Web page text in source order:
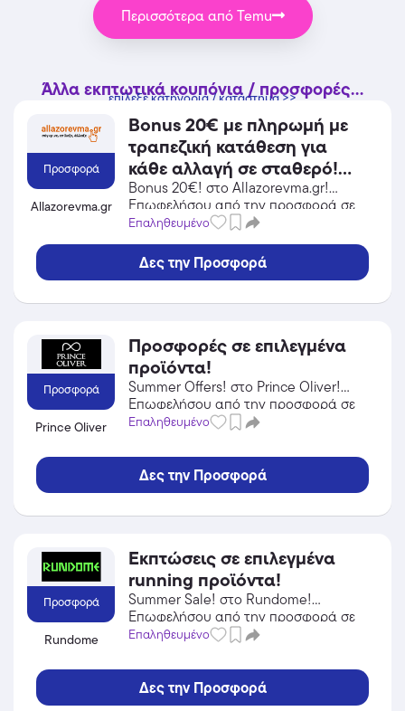
Περισσότερα από Temu
Άλλα εκπτωτικά κουπόνια / προσφορές...
επίλεξε κατηγορία / κατάστημα >>
Προσφορά
Allazorevma.gr
Bonus 20€ με πληρωμή με
τραπεζική κατάθεση για
κάθε αλλαγή σε σταθερό!
Εξαιρείται το πρόγραμμα
myhome online της ΔΕΗ.
Bonus 20€! στο Allazorevma.gr!
Επωφελήσου από την προσφορά σε
Ενέργεια / Φωτοβολταϊκά του
Allazorevma.gr και κέρδισε από τις
εκπτώσεις!
Επαληθευμένο
Δες την Προσφορά
Προσφορά
Prince Oliver
Προσφορές σε επιλεγμένα
προϊόντα!
Summer Offers! στο Prince Oliver!
Επωφελήσου από την προσφορά σε
Αξεσουάρ του Prince Oliver και
Επαληθευμένο
Δες την Προσφορά
Προσφορά
Rundome
Εκπτώσεις σε επιλεγμένα
running προϊόντα!
Summer Sale! στο Rundome!
Επωφελήσου από την προσφορά σε
Αθλητικά Είδη του Rundome και
Επαληθευμένο
Δες την Προσφορά